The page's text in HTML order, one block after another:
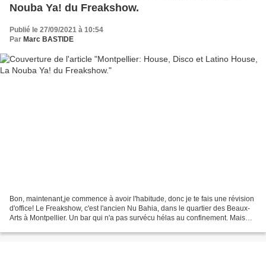
Nouba Ya! du Freakshow.
Publié le 27/09/2021 à 10:54
Par Marc BASTIDE
Bon, maintenant,je commence à avoir l'habitude, donc je te fais une révision
d'office! Le Freakshow, c'est l'ancien Nu Bahia, dans le quartier des Beaux-
Arts à Montpellier. Un bar qui n'a pas survécu hélas au confinement. Mais